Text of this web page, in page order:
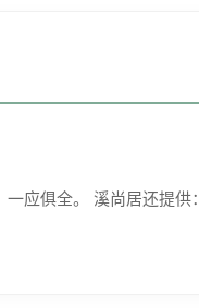
应俱全。 溪尚居还提